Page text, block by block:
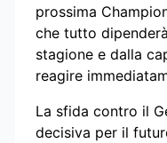
prossima
che tutto
stagione e dalla
reagire
La sfida contro il
decisiva per il